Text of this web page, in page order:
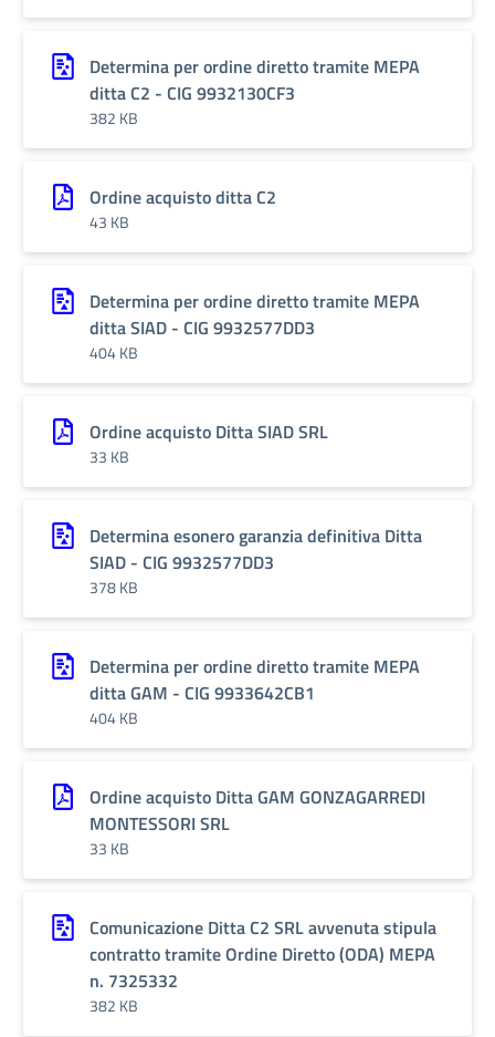
Determina per ordine diretto tramite MEPA
ditta C2 - CIG 9932130CF3
382 KB
Ordine acquisto ditta C2
43 KB
Determina per ordine diretto tramite MEPA
ditta SIAD - CIG 9932577DD3
404 KB
Ordine acquisto Ditta SIAD SRL
33 KB
Determina esonero garanzia definitiva Ditta
SIAD - CIG 9932577DD3
378 KB
Determina per ordine diretto tramite MEPA
ditta GAM - CIG 9933642CB1
404 KB
Ordine acquisto Ditta GAM GONZAGARREDI
MONTESSORI SRL
33 KB
Comunicazione Ditta C2 SRL avvenuta stipula
contratto tramite Ordine Diretto (ODA) MEPA
n. 7325332
382 KB